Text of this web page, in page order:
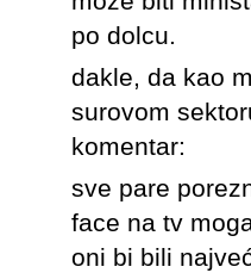
po dolcu.
dakle, da kao
surovom
komentar:
sve pare
face na tv
oni bi bili